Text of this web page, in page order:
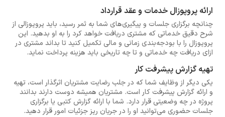
ارائه پروپوزال خدمات و عقد قرارداد
چنانچه برگزاری جلسات و پیگیری‌های شما به ثمر رسید، باید پروپوزالی از
شرح دقیق خدماتی که مشتری دریافت خواهد کرد را به او بدهید. این
پروپوزال را با بودجه‌بندی زمانی و مالی تکمیل کنید تا بداند مشتری در
ازای دریافت چه‌ خدماتی و تا چه تاریخی باید هزینه پرداخت نماید.
تهیه گزارش پیشرفت کار
یکی دیگر از وظایف شما که در جلب رضایت مشتریان اثرگذار است، تهیه
و ارائه گزارش پیشرفت کار است. مشتریان همیشه دوست دارند بدانند
پروژه در چه وضعیتی قرار دارد. شما با ارائه گزارش کتبی یا برگزاری
جلسات حضوری می‌توانید او را در جریان ریز جزئیات امور قرار دهید.